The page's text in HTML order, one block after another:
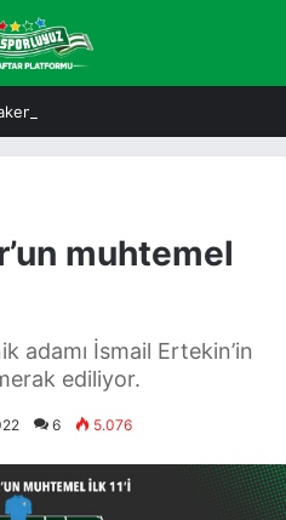
açıklandı
muhtemel
adamı İsmail Ertekin’in
ediliyor.
6 5.076